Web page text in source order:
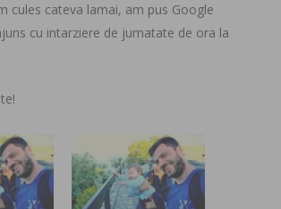
cules cateva lamai, am pus Google
cu intarziere de jumatate de ora la